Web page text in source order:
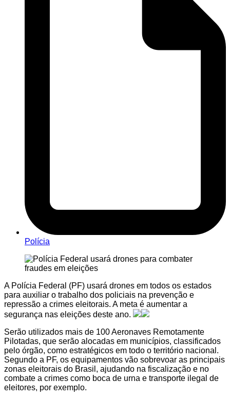
Polícia
A Polícia Federal (PF) usará drones em todos os estados
para auxiliar o trabalho dos policiais na prevenção e
repressão a crimes eleitorais. A meta é aumentar a
segurança nas eleições deste ano.
Serão utilizados mais de 100 Aeronaves Remotamente
Pilotadas, que serão alocadas em municípios, classificados
pelo órgão, como estratégicos em todo o território nacional.
Segundo a PF, os equipamentos vão sobrevoar as principais
zonas eleitorais do Brasil, ajudando na fiscalização e no
combate a crimes como boca de urna e transporte ilegal de
eleitores, por exemplo.